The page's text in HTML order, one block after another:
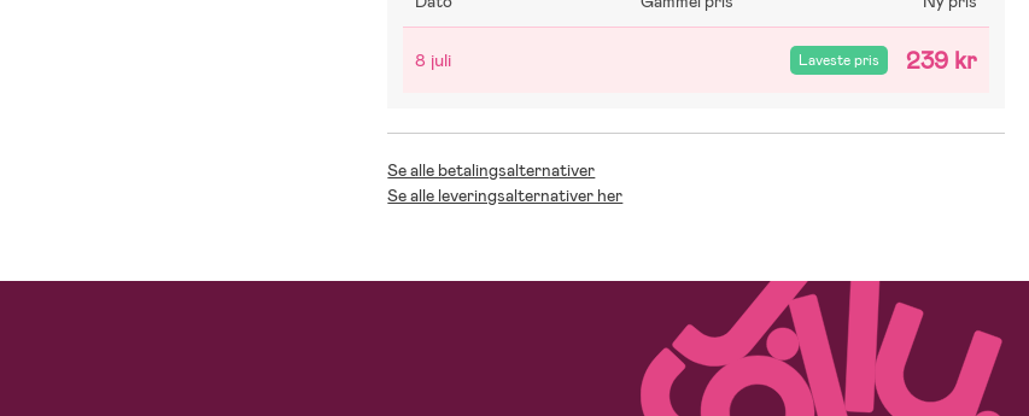
8 juli Laveste pris 239 kr
Se alle betalingsalternativer
Se alle leveringsalternativer her